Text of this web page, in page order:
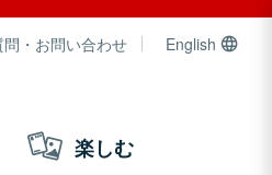
問・お問い合わせ English
楽しむ